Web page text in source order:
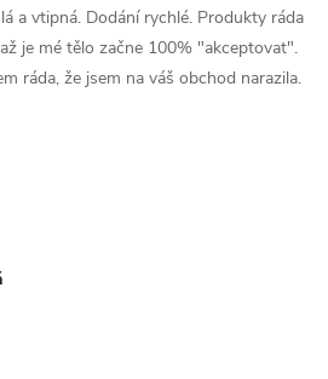
a vtipná. Dodání rychlé. Produkty ráda
je mé tělo začne 100% "akceptovat".
ráda, že jsem na váš obchod narazila.